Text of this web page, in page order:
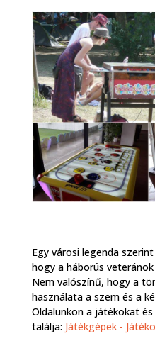
Egy városi legenda
hogy a háborús
Nem valószínű, hogy a
használata a szem és a
Oldalunkon a játékokat
találja: Játékgépek -